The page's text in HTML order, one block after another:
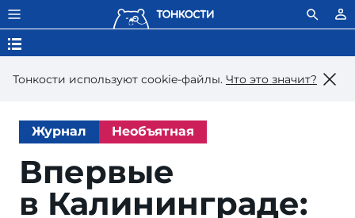
Тонкости используют сookie-файлы. Что это значит?
Журнал Необъятная
Впервые
в Калинин­граде: